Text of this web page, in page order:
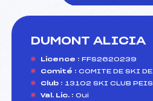
DUMONT ALICIA
Licence : FFS2620239
Comité : COMITE DE SKI
Club : 13102 SKI CLUB
Val. Lic. : Oui